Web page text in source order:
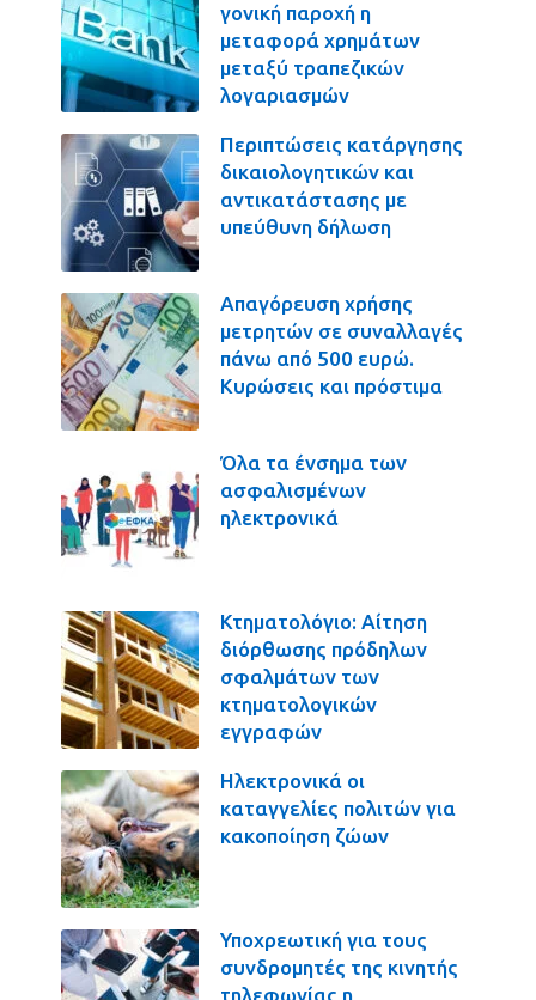
γονική παροχή η
μεταφορά χρημάτων
μεταξύ τραπεζικών
λογαριασμών
Περιπτώσεις κατάργησης
δικαιολογητικών και
αντικατάστασης με
υπεύθυνη δήλωση
Απαγόρευση χρήσης
μετρητών σε συναλλαγές
πάνω από 500 ευρώ.
Κυρώσεις και πρόστιμα
Όλα τα ένσημα των
ασφαλισμένων
ηλεκτρονικά
Κτηματολόγιο: Αίτηση
διόρθωσης πρόδηλων
σφαλμάτων των
κτηματολογικών
εγγραφών
Ηλεκτρονικά οι
καταγγελίες πολιτών για
κακοποίηση ζώων
Υποχρεωτική για τους
συνδρομητές της κινητής
τηλεφωνίας η